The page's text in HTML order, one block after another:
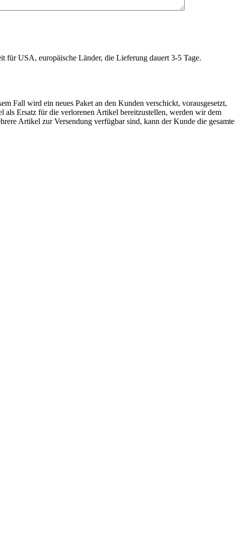
für USA, europäische Länder, die Lieferung dauert 3-5 Tage.
Fall wird ein neues Paket an den Kunden verschickt, vorausgesetzt,
Ersatz für die verlorenen Artikel bereitzustellen, werden wir dem
Artikel zur Versendung verfügbar sind, kann der Kunde die gesamte